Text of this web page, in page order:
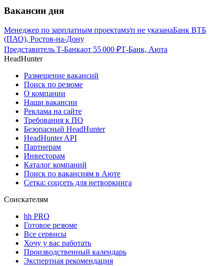
Вакансии дня
Менеджер по зарплатным проектамз/п не указанаБанк ВТБ
(ПАО), Ростов-на-Дону
Представитель Т-Банкаот 55 000 ₽Т-Банк, Аюта
HeadHunter
Размещение вакансий
Поиск по резюме
О компании
Наши вакансии
Реклама на сайте
Требования к ПО
Безопасный HeadHunter
HeadHunter API
Партнерам
Инвесторам
Каталог компаний
Поиск по вакансиям в Аюте
Сетка: соцсеть для нетворкинга
Соискателям
hh PRO
Готовое резюме
Все сервисы
Хочу у вас работать
Производственный календарь
Экспертная рекомендация